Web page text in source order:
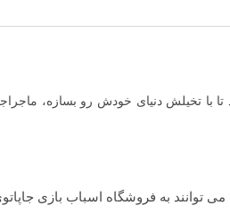
تخیلش دنیای خودش رو بسازه،
می توانند به فروشگاه اسباب بازی